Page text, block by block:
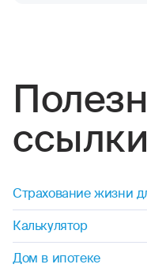
ссылки
Страхование жизни
Калькулятор
Дом в ипотеке